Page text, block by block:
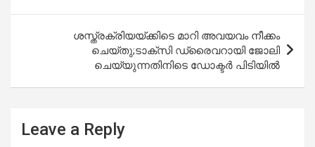
ശസ്ത്രക്രിയയ്ക്കിടെ മാറി അവയവം നീക്കം
ചെയ്തു;ടാക്സി ഡ്രൈവറായി ജോലി
ചെയ്യുന്നതിനിടെ ഡോക്ടർ പിടിയിൽ
Leave a Reply